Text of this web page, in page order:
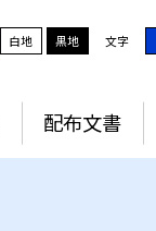
白地 黒地 文字
配布文書